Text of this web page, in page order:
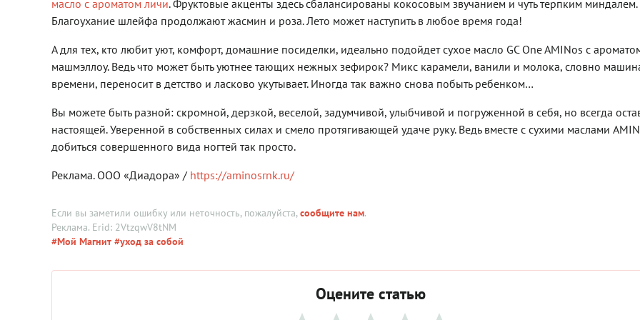
масло с ароматом личи. Фруктовые акценты здесь сбалансированы кокосовым звучанием и чуть терпким миндалем.
Благоухание шлейфа продолжают жасмин и роза. Лето может наступить в любое время года!
А для тех, кто любит уют, комфорт, домашние посиделки, идеально подойдет сухое масло GC One AMINos с
машмэллоу. Ведь что может быть уютнее тающих нежных зефирок? Микс карамели, ванили и молока, словно
времени, переносит в детство и ласково укутывает. Иногда так важно снова побыть ребенком…
Вы можете быть разной: скромной, дерзкой, веселой, задумчивой, улыбчивой и погруженной в себя, но всегда
настоящей. Уверенной в собственных силах и смело протягивающей удаче руку. Ведь вместе с сухими маслами
добиться совершенного вида ногтей так просто.
Реклама. ООО «Диадора» / https://aminosrnk.ru/
Если вы заметили ошибку или неточность, пожалуйста,сообщите нам.
Реклама. Erid: 2VtzqwV8tNM
#Мой Магнит #уход за собой
Оцените статью